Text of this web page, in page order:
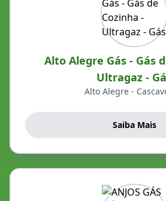
Alto Alegre Gás - Gás
Ultragaz -
Alto Alegre -
Saiba Mais